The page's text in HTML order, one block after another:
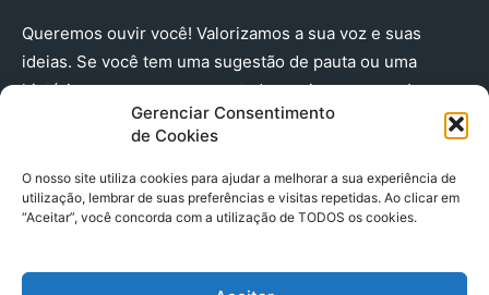
Gerenciar Consentimento
de Cookies
O nosso site utiliza cookies para ajudar a melhorar a sua experiência de
utilização, lembrar de suas preferências e visitas repetidas. Ao clicar em
“Aceitar”, você concorda com a utilização de TODOS os cookies.
Queremos ouvir você! Valorizamos a sua voz e suas
ideias. Se você tem uma sugestão de pauta ou uma
história que merece ser contada, envie-nos agora!
(91) 98224 - 3111